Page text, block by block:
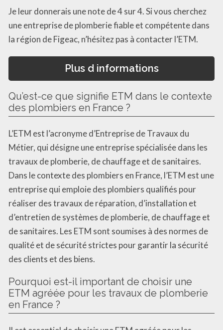
Je leur donnerais une note de 4 sur 4. Si vous cherchez
une entreprise de plomberie fiable et compétente dans
la région de Figeac, n’hésitez pas à contacter l’ETM.
Plus d informations
Qu’est-ce que signifie ETM dans le contexte
des plombiers en France ?
L’ETM est l’acronyme d’Entreprise de Travaux du
Métier, qui désigne une entreprise spécialisée dans les
travaux de plomberie, de chauffage et de sanitaires.
Dans le contexte des plombiers en France, l’ETM est une
entreprise qui emploie des plombiers qualifiés pour
réaliser des travaux de réparation, d’installation et
d’entretien de systèmes de plomberie, de chauffage et
de sanitaires. Les ETM sont soumises à des normes de
qualité et de sécurité strictes pour garantir la sécurité
des clients et des biens.
Pourquoi est-il important de choisir une
ETM agréée pour les travaux de plomberie
en France ?